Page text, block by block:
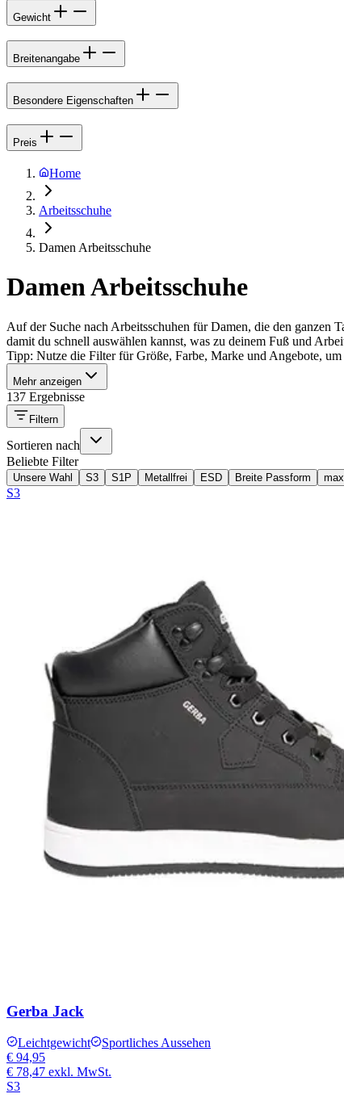
Gewicht
Breitenangabe
Besondere Eigenschaften
Preis
Home
Arbeitsschuhe
Damen Arbeitsschuhe
Damen Arbeitsschuhe
Auf der Suche nach Arbeitsschuhen für Damen, die den ganzen
damit du schnell auswählen kannst, was zu deinem Fuß und
Tipp: Nutze die Filter für Größe, Farbe, Marke und Angebote,
Mehr anzeigen
137 Ergebnisse
Filtern
Sortieren nach
Beliebte Filter
Unsere Wahl S3 S1P Metallfrei ESD Breite Passform
S3
Gerba Jack
Leichtgewicht
Sportliches Aussehen
€ 94,95
€ 78,47 exkl. MwSt.
S3